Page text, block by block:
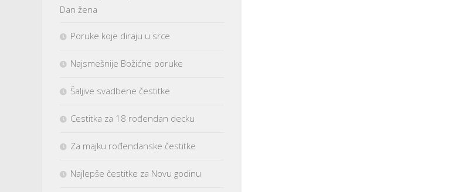
Dan žena
Poruke koje diraju u srce
Najsmešnije Božićne poruke
Šaljive svadbene čestitke
Cestitka za 18 rođendan decku
Za majku rođendanske čestitke
Najlepše čestitke za Novu godinu